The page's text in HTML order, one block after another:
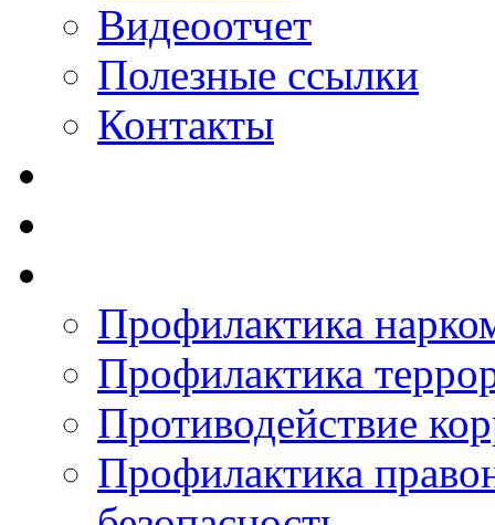
Видеоотчет
Полезные ссылки
Контакты
Профилактика
Профилактика
Противодействие
Профилактика